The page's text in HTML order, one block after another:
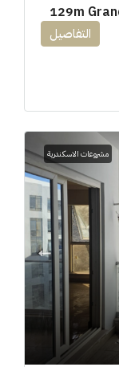
التفاصيل
مشروعات الاسكندرية